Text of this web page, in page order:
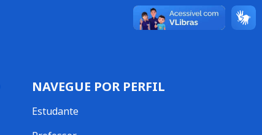
NAVEGUE POR PERFIL
Estudante